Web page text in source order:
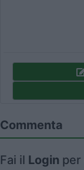
Commenta
Fai il Login per